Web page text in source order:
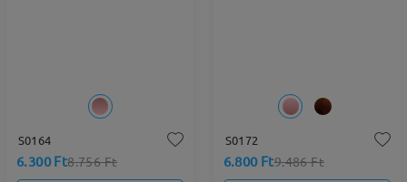
S0164
6.300 Ft8.756 Ft
S0172
6.800 Ft9.486 Ft